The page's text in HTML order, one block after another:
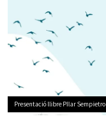
Presentació llibre PIlar Sempietro